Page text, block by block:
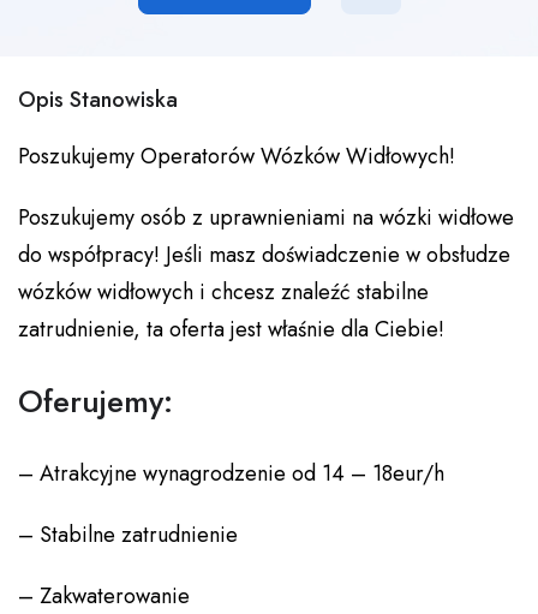
Opis Stanowiska
Poszukujemy Operatorów Wózków Widłowych!
Poszukujemy osób z uprawnieniami na wózki widłowe
do współpracy! Jeśli masz doświadczenie w obsłudze
wózków widłowych i chcesz znaleźć stabilne
zatrudnienie, ta oferta jest właśnie dla Ciebie!
Oferujemy:
– Atrakcyjne wynagrodzenie od 14 – 18eur/h
– Stabilne zatrudnienie
– Zakwaterowanie